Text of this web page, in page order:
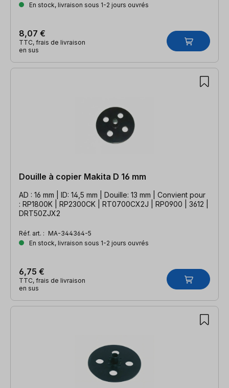
En stock, livraison sous 1-2 jours ouvrés
8,07 €
TTC, frais de livraison
en sus
Douille à copier Makita D 16 mm
AD : 16 mm | ID: 14,5 mm | Douille: 13 mm | Convient pour
: RP1800K | RP2300CK | RT0700CX2J | RP0900 | 3612 |
DRT50ZJX2
Réf. art. : MA-344364-5
En stock, livraison sous 1-2 jours ouvrés
6,75 €
TTC, frais de livraison
en sus